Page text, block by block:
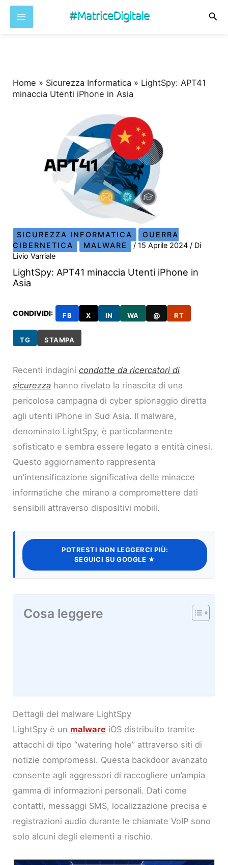
Home » Sicurezza Informatica » LightSpy: APT41
minaccia Utenti iPhone in Asia
SICUREZZA INFORMATICA
GUERRA
CIBERNETICA
MALWARE /15 Aprile 2024/ Di
Livio Varriale
LightSpy: APT41 minaccia Utenti iPhone in
Asia
CONDIVIDI: FB X IN WA @ RT
TG STAMPA
Recenti indaginicondotte da ricercatori di
sicurezza hanno rivelato la rinascita di una
pericolosa campagna di cyber spionaggio diretta
agli utenti iPhone in Sud Asia. Il malware,
denominato LightSpy, è particolarmente
sofisticato e sembra essere legato a entità cinesi.
Questo aggiornamento rappresenta
un’intensificazione significativa delle minacce
informatiche che mirano a compromettere dati
sensibili attraverso dispositivi mobili.
POTRESTI NON LEGGERCI PIÙ:
SEGUICI SU GOOGLE ★
Cosa leggere
Dettagli del malware LightSpy
LightSpy è un malware iOS distribuito tramite
attacchi di tipo “watering hole” attraverso siti di
notizie compromessi. Questa backdoor avanzato
consente agli aggressori di raccogliere un’ampia
gamma di informazioni personali. Dati come
contatti, messaggi SMS, localizzazione precisa e
registrazioni audio durante le chiamate VoIP sono
solo alcuni degli elementi a rischio.